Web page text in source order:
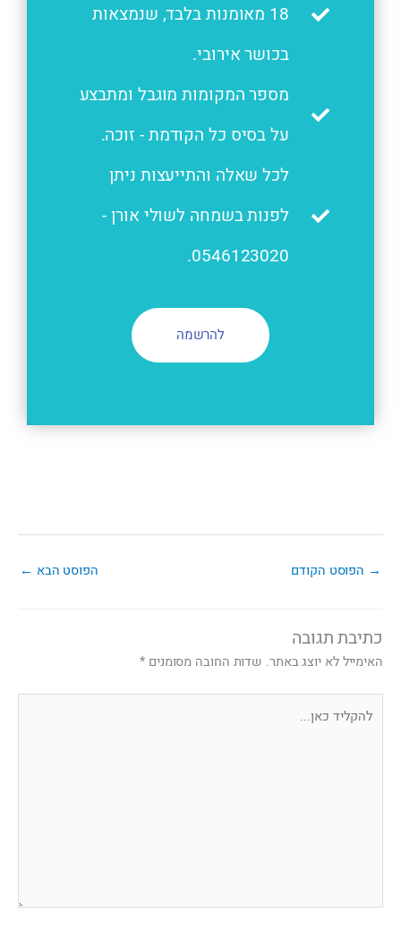
18 מאומנות בלבד, שנמצאות
בכושר אירובי.
מספר המקומות מוגבל ומתבצע
על בסיס כל הקודמת - זוכה.
לכל שאלה והתייעצות ניתן
לפנות בשמחה לשולי אורן -
0546123020.
להרשמה
→ הפוסט הקודם הפוסט הבא ←
כתיבת תגובה
האימייל לא יוצג באתר. שדות החובה מסומנים *